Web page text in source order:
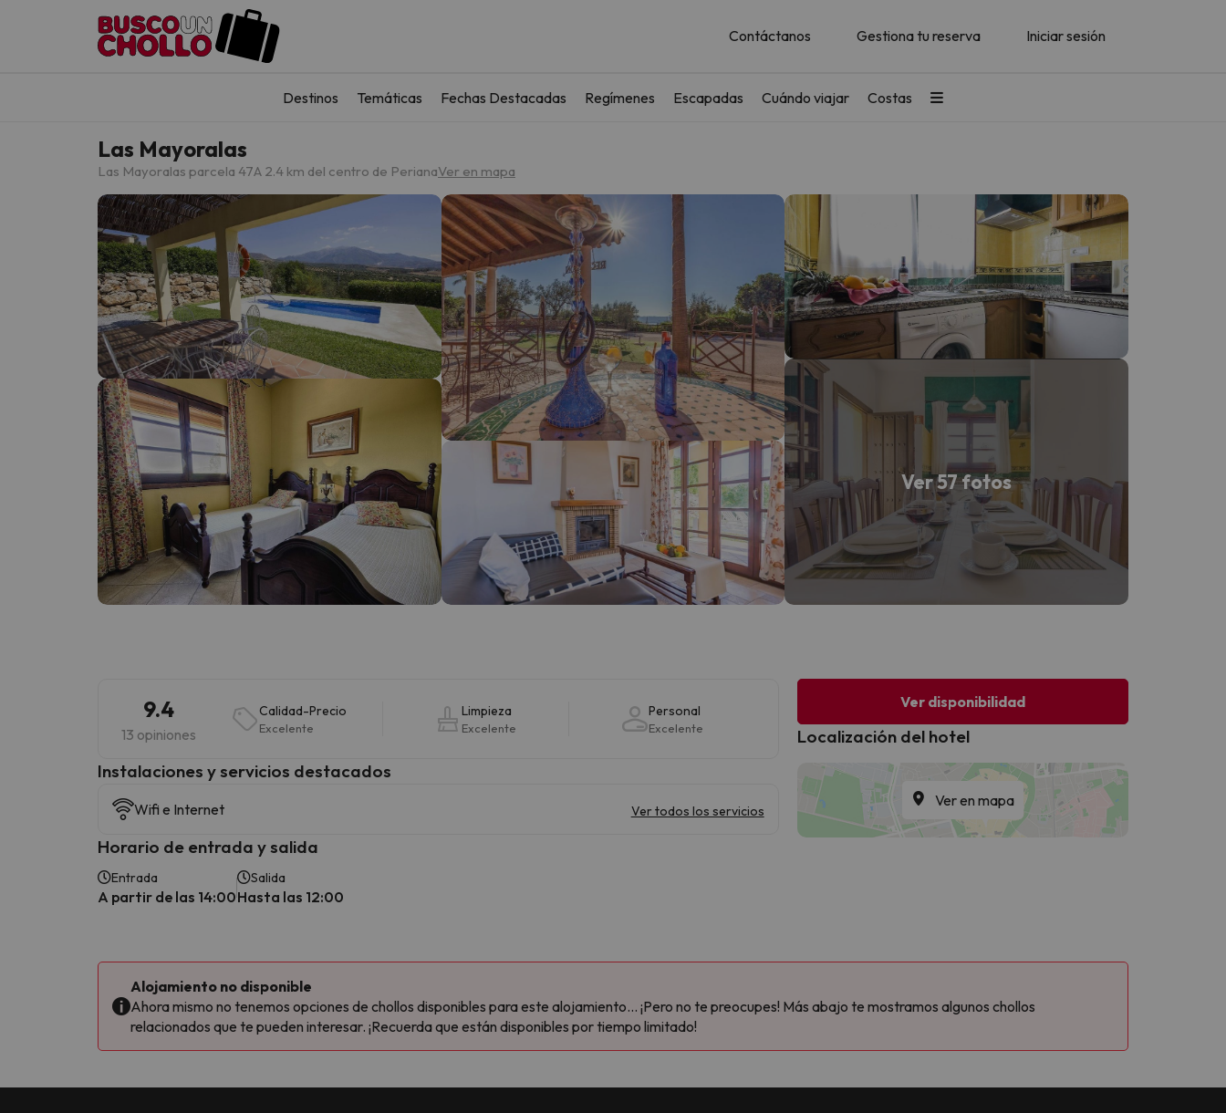
Contáctanos Gestiona tu reserva Iniciar sesión
Destinos Temáticas Fechas Destacadas Regímenes Escapadas Cuándo viajar Costas
Las Mayoralas
Las Mayoralas parcela 47A 2.4 km del centro de PerianaVer en mapa
Ver 57 fotos
9.4
13 opiniones
Calidad-Precio
Excelente
Limpieza
Excelente
Personal
Excelente
Instalaciones y servicios destacados
Wifi e Internet Ver todos los servicios
Horario de entrada y salida
Entrada
A partir de las 14:00
Salida
Hasta las 12:00
Ver disponibilidad
Localización del hotel
Ver en mapa
Alojamiento no disponible
Ahora mismo no tenemos opciones de chollos disponibles para este alojamiento... ¡Pero no te preocupes! Más abajo te mostramos algunos chollos
relacionados que te pueden interesar. ¡Recuerda que están disponibles por tiempo limitado!